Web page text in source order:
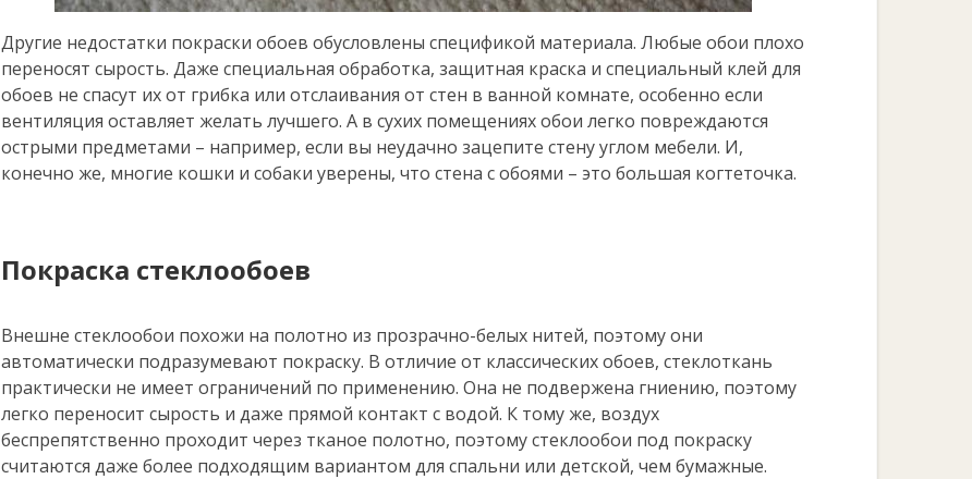
Другие недостатки покраски обоев обусловлены спецификой материала. Любые обои плохо
переносят сырость. Даже специальная обработка, защитная краска и специальный клей для
обоев не спасут их от грибка или отслаивания от стен в ванной комнате, особенно если
вентиляция оставляет желать лучшего. А в сухих помещениях обои легко повреждаются
острыми предметами – например, если вы неудачно зацепите стену углом мебели. И,
конечно же, многие кошки и собаки уверены, что стена с обоями – это большая когтеточка.
Покраска стеклообоев
Внешне стеклообои похожи на полотно из прозрачно-белых нитей, поэтому они
автоматически подразумевают покраску. В отличие от классических обоев, стеклоткань
практически не имеет ограничений по применению. Она не подвержена гниению, поэтому
легко переносит сырость и даже прямой контакт с водой. К тому же, воздух
беспрепятственно проходит через тканое полотно, поэтому стеклообои под покраску
считаются даже более подходящим вариантом для спальни или детской, чем бумажные.